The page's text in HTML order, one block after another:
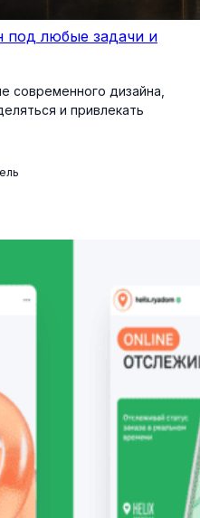
под любые задачи и
современного дизайна,
и привлекать